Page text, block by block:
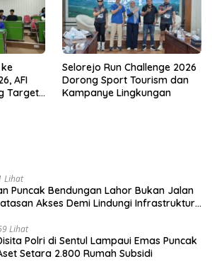
AFI
Target
Selorejo Run Challenge 2026
Dorong Sport Tourism dan
Kampanye Lingkungan
Lihat
Puncak Bendungan Lahor Bukan Jalan
Akses Demi Lindungi Infrastruktur
Lihat
Polri di Sentul Lampaui Emas Puncak
Setara 2.800 Rumah Subsidi